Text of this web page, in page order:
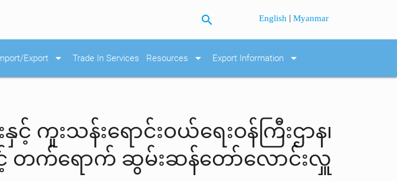
search English |Myanmar
Export arrow_drop_down Trade In Services Resources arrow_drop_down Export Information arrow_drop_down
ကူးသန်းရောင်းဝယ်ရေးဝန်ကြီးဌာန၊
င့် တက်ရောက် ဆွမ်းဆန်တော်လောင်းလှူ